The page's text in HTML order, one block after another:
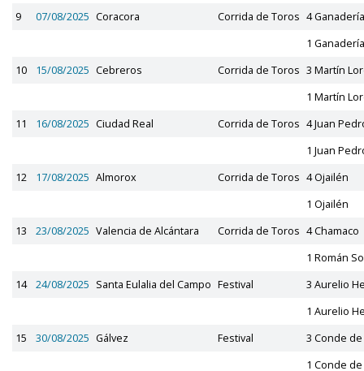
9
07/08/2025 Coracora Corrida de Toros 4
1
10
15/08/2025 Cebreros Corrida de Toros 3 Martín
1 Martín
11
16/08/2025 Ciudad Real Corrida de Toros 4 Juan
1 Juan
12
17/08/2025 Almorox Corrida de Toros 4 Ojailén
1 Ojailén
13
23/08/2025 Valencia de Alcántara Corrida de Toros 4 Chamaco
1 Román
14
24/08/2025 Santa Eulalia del Campo Festival
3 Aurelio
1 Aurelio
15
30/08/2025 Gálvez Festival
3 Conde
1 Conde